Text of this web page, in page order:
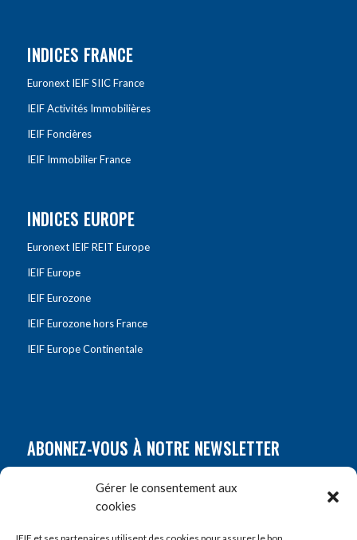
Gérer le consentement aux
cookies
INDICES FRANCE
Euronext IEIF SIIC France
IEIF Activités Immobilières
IEIF Foncières
IEIF Immobilier France
INDICES EUROPE
Euronext IEIF REIT Europe
IEIF Europe
IEIF Eurozone
IEIF Eurozone hors France
IEIF Europe Continentale
ABONNEZ-VOUS À NOTRE NEWSLETTER
Prénom*